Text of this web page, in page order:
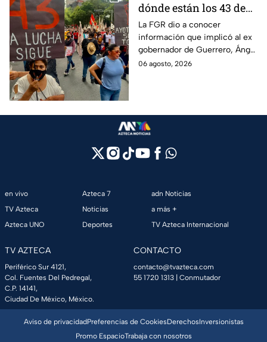
dónde están los 43 de
Ayotzinapa tras
captura de Ángel
Aguirre, ex gobernador
de Guerrero
La FGR dio a conocer
información que implicó al ex
gobernador de Guerrero, Ángel
Aguirre, quien fue detenido
06 agosto, 2026
en vivo
TV Azteca
Azteca UNO
Azteca 7
Noticias
Deportes
adn Noticias
a más +
TV Azteca Internacional
TV AZTECA
Periférico Sur 4121,
Col. Fuentes Del Pedregal,
C.P. 14141,
Ciudad De México, México.
CONTACTO
contacto@tvazteca.com
55 1720 1313 | Conmutador
Aviso de privacidadPreferencias de CookiesDerechosInversionistas
Promo EspacioTrabaja con nosotros